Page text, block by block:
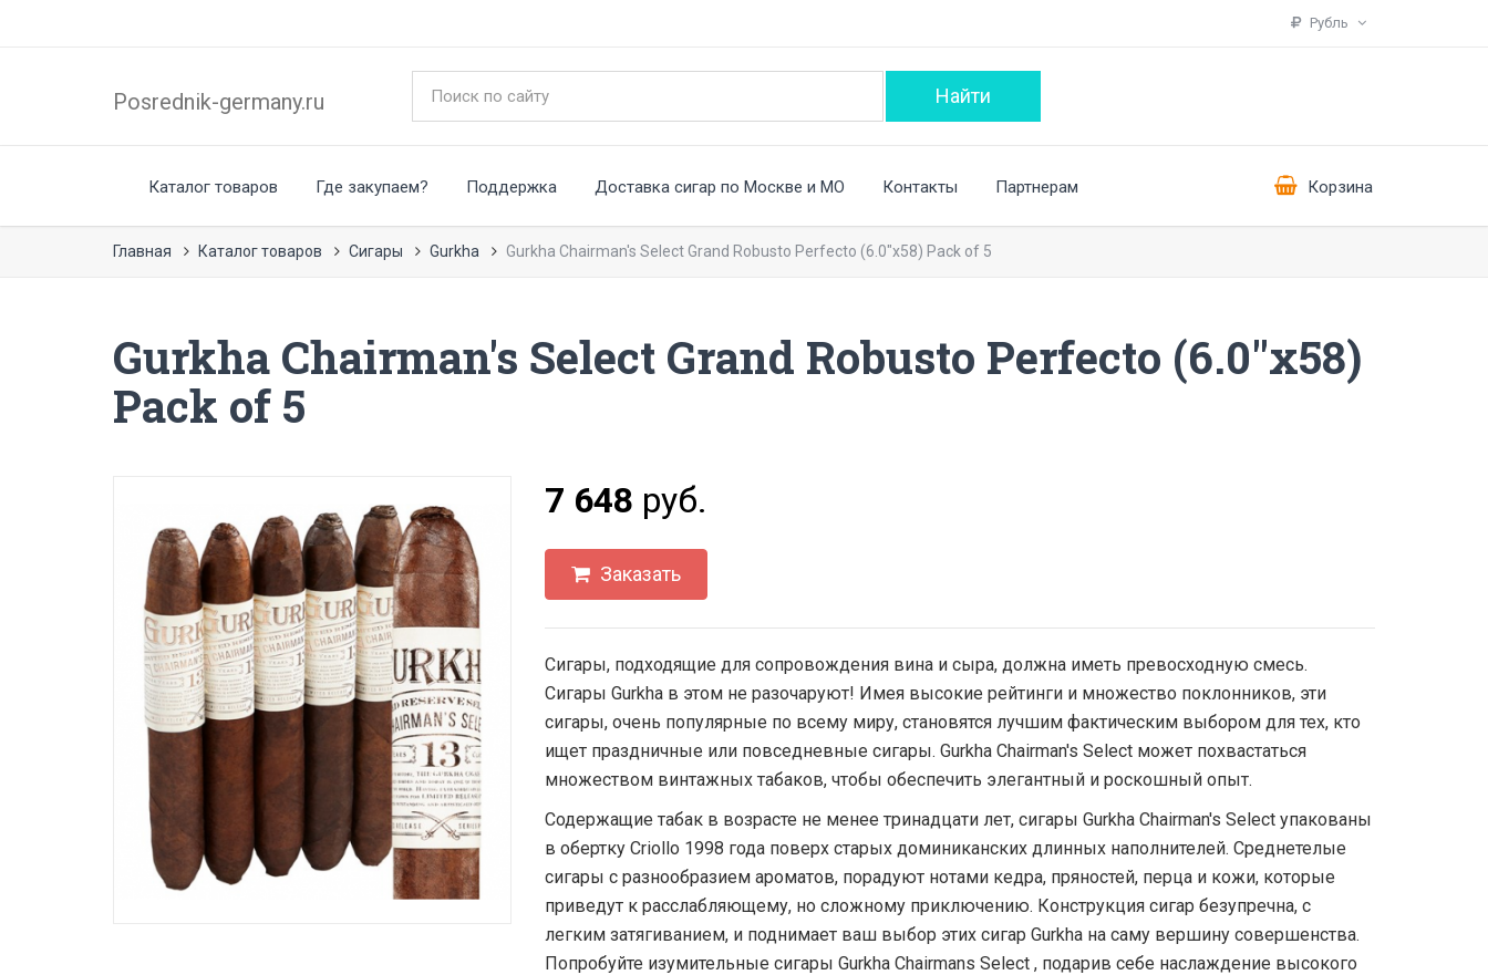
Рубль
Posrednik-germany.ru
Каталог товаров Где закупаем? Поддержка Доставка сигар по Москве и МО Контакты Партнерам Корзина
Главная Каталог товаров Сигары Gurkha Gurkha Chairman's Select Grand Robusto Perfecto (6.0"x58) Pack of 5
Gurkha Chairman's Select Grand Robusto Perfecto (6.0"x58)
Pack of 5
7 648 руб.
Заказать
Сигары, подходящие для сопровождения вина и сыра, должна иметь превосходную смесь.
Сигары Gurkha в этом не разочаруют! Имея высокие рейтинги и множество поклонников, эти
сигары, очень популярные по всему миру, становятся лучшим фактическим выбором для тех, кто
ищет праздничные или повседневные сигары. Gurkha Chairman's Select может похвастаться
множеством винтажных табаков, чтобы обеспечить элегантный и роскошный опыт.
Содержащие табак в возрасте не менее тринадцати лет, сигары Gurkha Chairman's Select упакованы
в обертку Criollo 1998 года поверх старых доминиканских длинных наполнителей. Среднетелые
сигары с разнообразием ароматов, порадуют нотами кедра, пряностей, перца и кожи, которые
приведут к расслабляющему, но сложному приключению. Конструкция сигар безупречна, с
легким затягиванием, и поднимает ваш выбор этих сигар Gurkha на саму вершину совершенства.
Попробуйте изумительные сигары Gurkha Chairmans Select , подарив себе наслаждение высокого